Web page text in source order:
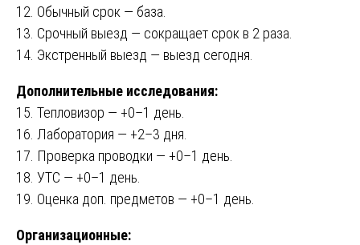
12. Обычный срок — база.
13. Срочный выезд — сокращает срок в 2 раза.
14. Экстренный выезд — выезд сегодня.
Дополнительные исследования:
15. Тепловизор — +0–1 день.
16. Лаборатория — +2–3 дня.
17. Проверка проводки — +0–1 день.
18. УТС — +0–1 день.
19. Оценка доп. предметов — +0–1 день.
Организационные: